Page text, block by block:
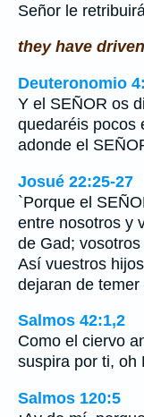
Señor le
they have driven
Deuteronomio
Y el SEÑOR os
quedaréis pocos
adonde el
Josué 22:25-27
`Porque el
entre nosotros y
de Gad;
Así vuestros
dejaran de
Salmos 42:1,2
Como el ciervo
suspira por ti,
Salmos 120:5